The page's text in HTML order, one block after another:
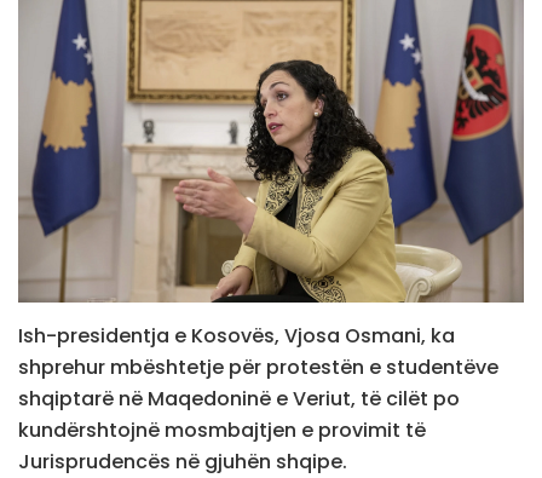
Ish-presidentja e Kosovës, Vjosa Osmani, ka
shprehur mbështetje për protestën e studentëve
shqiptarë në Maqedoninë e Veriut, të cilët po
kundërshtojnë mosmbajtjen e provimit të
Jurisprudencës në gjuhën shqipe.